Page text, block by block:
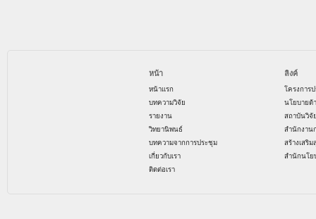
หน้า
หน้าแรก
บทความวิจัย
รายงาน
วิทยานิพนธ์
บทความจากการประชุม
เกี่ยวกับเรา
ติดต่อเรา
ลิงค์
โครงการ
นโยบายด้
สถาบันวิจั
สำนักงาน
สร้างเสริ
สำนักนโย